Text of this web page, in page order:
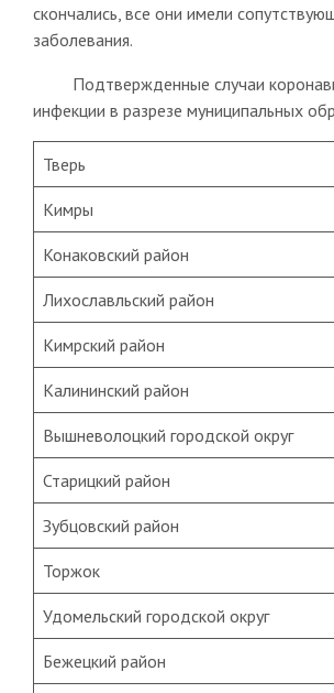
скончались, все они имели
заболевания.
Подтвержденные случаи
инфекции в разрезе муниципальных
Тверь
Кимры
Конаковский район
Лихославльский район
Кимрский район
Калининский район
Вышневолоцкий городской
Старицкий район
Зубцовский район
Торжок
Удомельский городской округ
Бежецкий район